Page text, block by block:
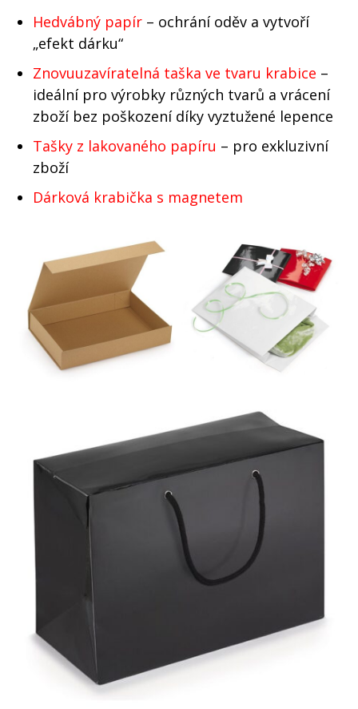
Hedvábný papír – ochrání oděv a vytvoří
„efekt dárku“
Znovuuzavíratelná taška ve tvaru krabice –
ideální pro výrobky různých tvarů a vrácení
zboží bez poškození díky vyztužené lepence
Tašky z lakovaného papíru – pro exkluzivní
zboží
Dárková krabička s magnetem